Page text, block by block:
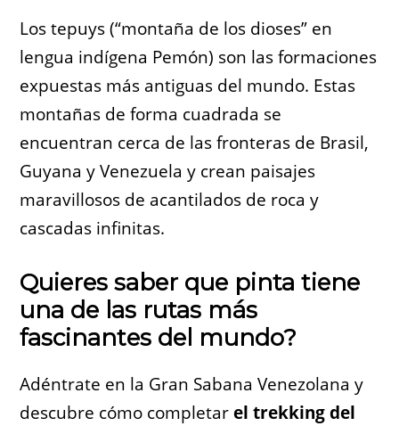
Los tepuys (“montaña de los dioses” en
lengua indígena Pemón) son las formaciones
expuestas más antiguas del mundo. Estas
montañas de forma cuadrada se
encuentran cerca de las fronteras de Brasil,
Guyana y Venezuela y crean paisajes
maravillosos de acantilados de roca y
cascadas infinitas.
Quieres saber que pinta tiene
una de las rutas más
fascinantes del mundo?
Adéntrate en la Gran Sabana Venezolana y
descubre cómo completarel trekking del